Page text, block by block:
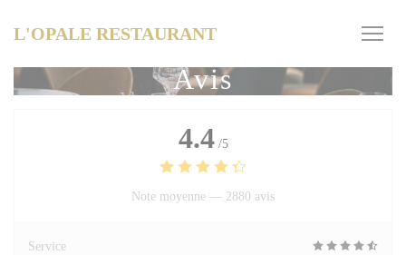
L'OPALE RESTAURANT
Avis
4.4 /5
Note moyenne — 2880 avis
Service